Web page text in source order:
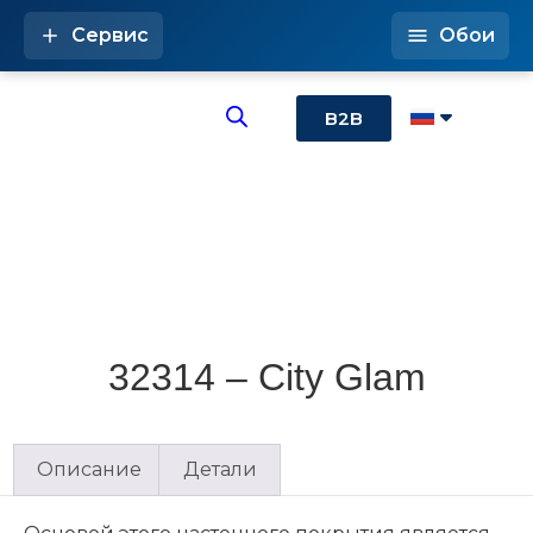
B2B
Сервис Обои
32314 – City Glam
Описание Детали